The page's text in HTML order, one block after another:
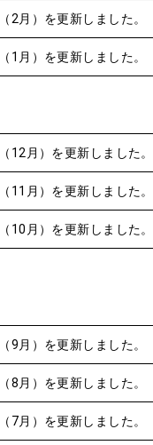
2月）を更新しました。
1月）を更新しました。
12月）を更新しました。
11月）を更新しました。
10月）を更新しました。
9月）を更新しました。
8月）を更新しました。
7月）を更新しました。